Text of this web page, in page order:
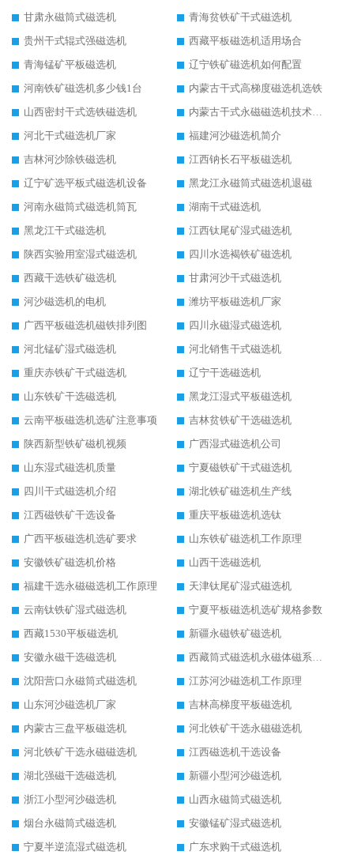
甘肃永磁筒式磁选机
青海贫铁矿干式磁选机
贵州干式辊式强磁选机
西藏平板磁选机适用场合
青海锰矿平板磁选机
辽宁铁矿磁选机如何配置
河南铁矿磁选机多少钱1台
内蒙古干式高梯度磁选机选铁
山西密封干式选铁磁选机
河北干式磁选机厂家
福建河沙磁选机简介
吉林河沙除铁磁选机
江西钠长石平板磁选机
辽宁矿选平板式磁选机设备
黑龙江永磁筒式磁选机退磁
河南永磁筒式磁选机筒瓦
湖南干式磁选机
黑龙江干式磁选机
江西钛尾矿湿式磁选机
陕西实验用室湿式磁选机
四川水选褐铁矿磁选机
西藏干选铁矿磁选机
甘肃河沙干式磁选机
河沙磁选机的电机
潍坊平板磁选机厂家
广西平板磁选机磁铁排列图
四川永磁湿式磁选机
河北锰矿湿式磁选机
河北销售干式磁选机
重庆赤铁矿干式磁选机
辽宁干选磁选机
山东铁矿干选磁选机
黑龙江湿式平板磁选机
云南平板磁选机选矿注意事项
吉林贫铁矿干选磁选机
陕西新型铁矿磁机视频
广西湿式磁选机公司
山东湿式磁选机质量
宁夏磁铁矿干式磁选机
四川干式磁选机介绍
湖北铁矿磁选机生产线
江西磁铁矿干选设备
重庆平板磁选机选钛
广西平板磁选机选矿要求
山东铁矿磁选机工作原理
安徽铁矿磁选机价格
山西干选磁选机
福建干选永磁磁选机工作原理
天津钛尾矿湿式磁选机
云南钛铁矿湿式磁选机
宁夏平板磁选机选矿规格参数
西藏1530平板磁选机
新疆永磁铁矿磁选机
安徽永磁干选磁选机
沈阳营口永磁筒式磁选机
江苏河沙磁选机工作原理
山东河沙磁选机厂家
吉林高梯度平板磁选机
内蒙古三盘平板磁选机
河北铁矿干选永磁磁选机
河北铁矿干选永磁磁选机
江西磁选机干选设备
湖北强磁干选磁选机
新疆小型河沙磁选机
浙江小型河沙磁选机
山西永磁筒式磁选机
烟台永磁筒式磁选机
安徽锰矿湿式磁选机
宁夏半逆流湿式磁选机
广东求购干式磁选机